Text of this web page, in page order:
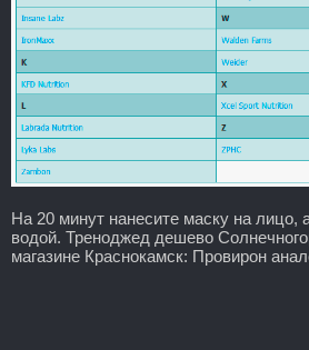
На 20 минут нанесите маску на лицо,
водой. Треноджед дешево
магазине Краснокамск: Провирон